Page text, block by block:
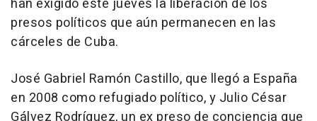
han exigido este jueves la liberación de los
presos políticos que aún permanecen en las
cárceles de Cuba.
José Gabriel Ramón Castillo, que llegó a España
en 2008 como refugiado político, y Julio César
Gálvez Rodríguez, un ex preso de conciencia que